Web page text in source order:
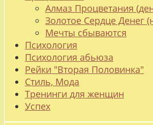
Алмаз Процветания
Золотое Сердце Денег
Мечты сбываются
Психология
Психология абьюза
Рейки "Вторая Половинка"
Стиль, Мода
Тренинги для женщин
Успех